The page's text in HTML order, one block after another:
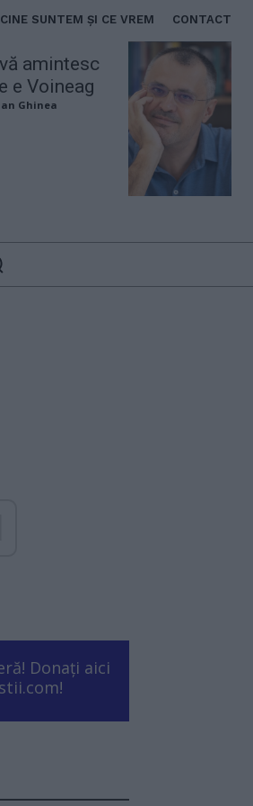
CINE SUNTEM ȘI CE VREM CONTACT
amintesc
e Voineag
Ghinea
Donați aici